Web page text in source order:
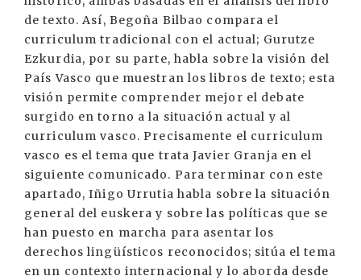
de texto. Así, Begoña Bilbao compara el
curriculum tradicional con el actual; Gurutze
Ezkurdia, por su parte, habla sobre la visión del
País Vasco que muestran los libros de texto; esta
visión permite comprender mejor el debate
surgido en torno a la situación actual y al
curriculum vasco. Precisamente el curriculum
vasco es el tema que trata Javier Granja en el
siguiente comunicado. Para terminar con este
apartado, Iñigo Urrutia habla sobre la situación
general del euskera y sobre las políticas que se
han puesto en marcha para asentar los
derechos lingüísticos reconocidos; sitúa el tema
en un contexto internacional y lo aborda desde